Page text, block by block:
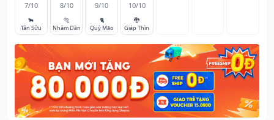
7/10
🐂
Tân Sửu
8/10
🐅
Nhâm Dần
9/10
🐈
Quý Mão
10/10
🐉
Giáp Thìn